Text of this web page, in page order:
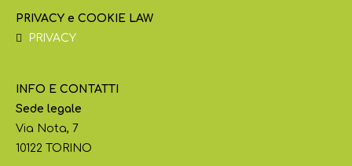
PRIVACY e COOKIE LAW
PRIVACY
INFO E CONTATTI
Sede legale
Via Nota, 7
10122 TORINO